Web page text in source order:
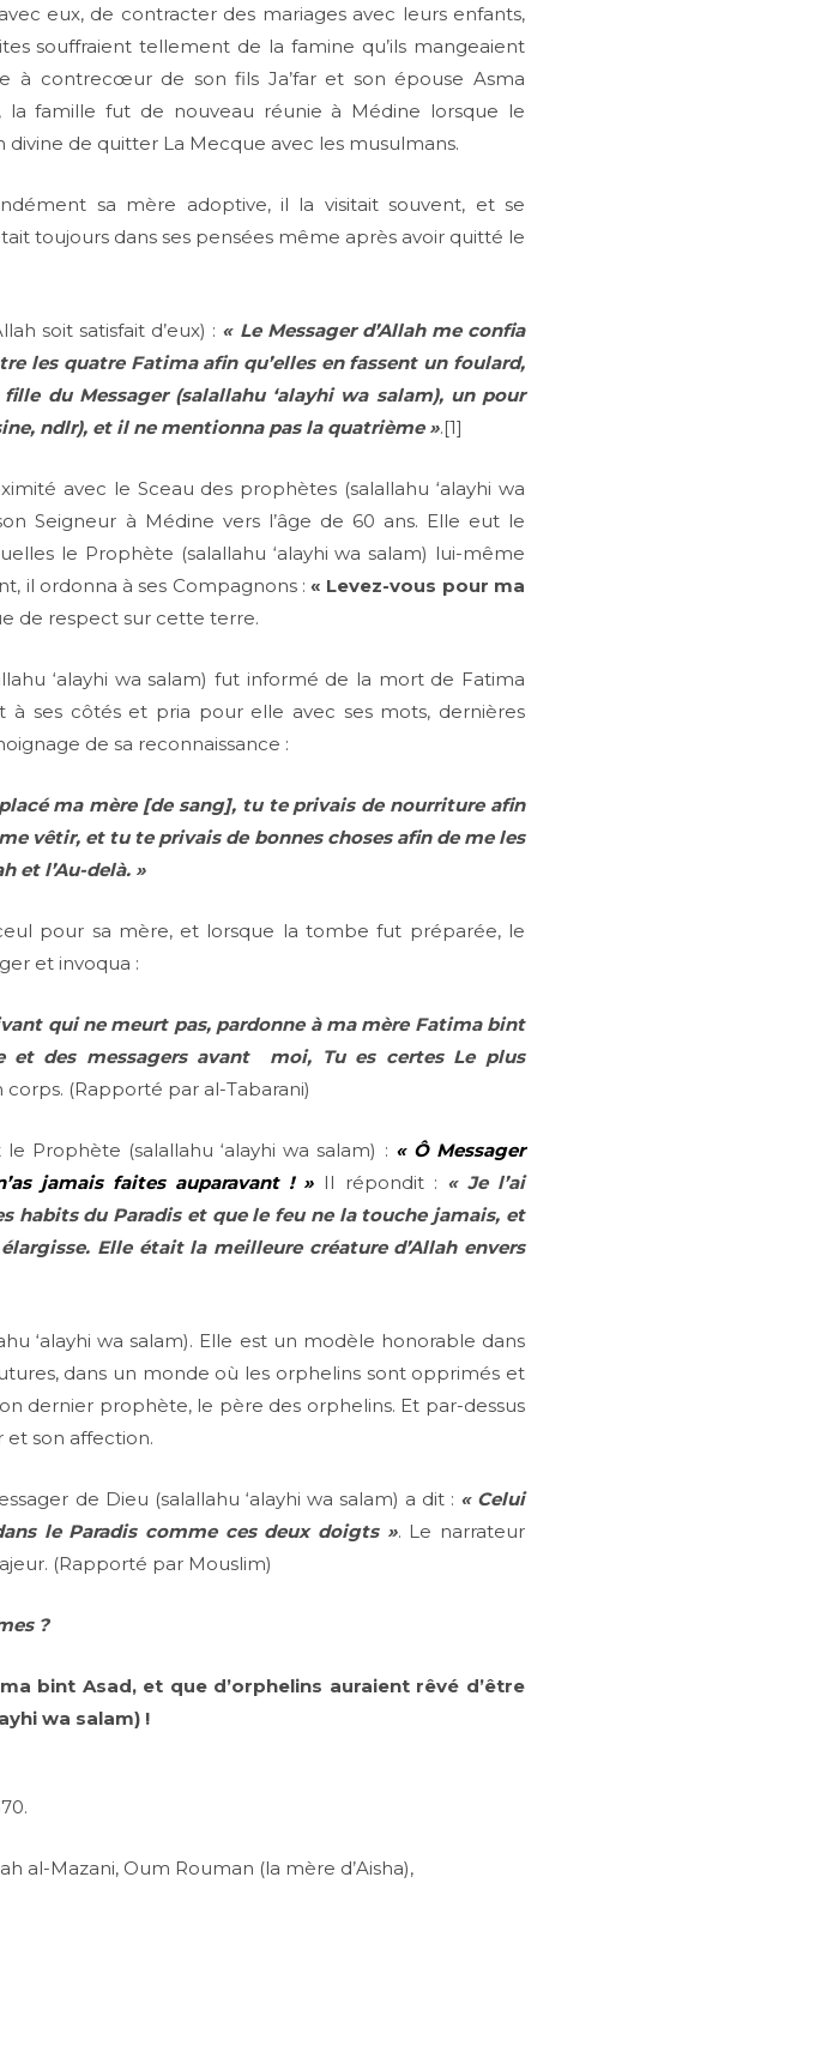
eux, de contracter des mariages avec leurs enfants,
souffraient tellement de la famine qu’ils mangeaient
à contrecœur de son fils Ja’far et son épouse Asma
la famille fut de nouveau réunie à Médine lorsque le
divine de quitter La Mecque avec les musulmans.
sa mère adoptive, il la visitait souvent, et se
toujours dans ses pensées même après avoir quitté le
soit satisfait d’eux) : « Le Messager d’Allah me confia
les quatre Fatima afin qu’elles en fassent un foulard,
du Messager (salallahu ‘alayhi wa salam), un pour
ndlr), et il ne mentionna pas la quatrième ».[1]
avec le Sceau des prophètes (salallahu ‘alayhi wa
Seigneur à Médine vers l’âge de 60 ans. Elle eut le
le Prophète (salallahu ‘alayhi wa salam) lui-même
il ordonna à ses Compagnons :« Levez-vous pour ma
de respect sur cette terre.
‘alayhi wa salam) fut informé de la mort de Fatima
à ses côtés et pria pour elle avec ses mots, dernières
de sa reconnaissance :
ma mère [de sang], tu te privais de nourriture afin
vêtir, et tu te privais de bonnes choses afin de me les
et l’Au-delà. »
pour sa mère, et lorsque la tombe fut préparée, le
et invoqua :
qui ne meurt pas, pardonne à ma mère Fatima bint
des messagers avant moi, Tu es certes Le plus
corps. (Rapporté par al-Tabarani)
Prophète (salallahu ‘alayhi wa salam) : « Ô Messager
jamais faites auparavant ! » Il répondit : « Je l’ai
habits du Paradis et que le feu ne la touche jamais, et
Elle était la meilleure créature d’Allah envers
‘alayhi wa salam). Elle est un modèle honorable dans
dans un monde où les orphelins sont opprimés et
dernier prophète, le père des orphelins. Et par-dessus
et son affection.
de Dieu (salallahu ‘alayhi wa salam) a dit : « Celui
le Paradis comme ces deux doigts ». Le narrateur
(Rapporté par Mouslim)
?
bint Asad, et que d’orphelins auraient rêvé d’être
wa salam) !
al-Mazani, Oum Rouman (la mère d’Aisha),